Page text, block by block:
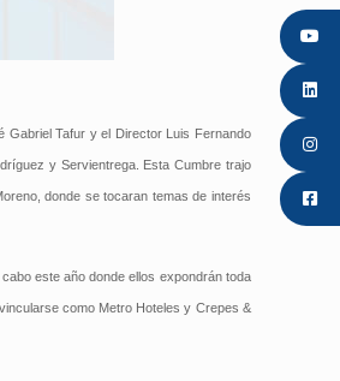
Gabriel Tafur y el Director Luis Fernando
y Servientrega. Esta Cumbre trajo
donde se tocaran temas de interés
este año donde ellos expondrán toda
como Metro Hoteles y Crepes &